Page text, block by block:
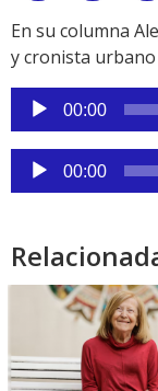
En su columna
y cronista urbano
Reproductor
de
audio
00:00
Reproductor
de
00:00